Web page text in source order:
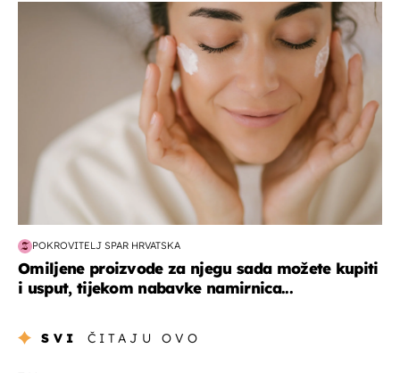
moda & ljepota
POKROVITELJ SPAR HRVATSKA
Omiljene proizvode za njegu sada možete kupiti
i usput, tijekom nabavke namirnica...
SVI ČITAJU OVO